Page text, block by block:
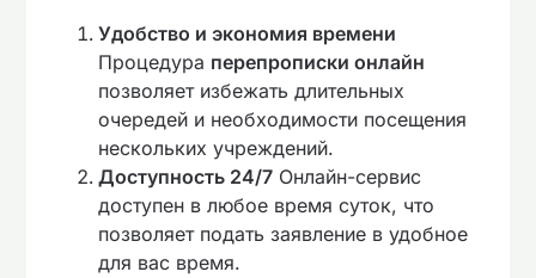
Удобство и экономия времени
Процедура перепрописки онлайн
позволяет избежать длительных
очередей и необходимости посещения
нескольких учреждений.
Доступность 24/7 Онлайн-сервис
доступен в любое время суток, что
позволяет подать заявление в удобное
для вас время.